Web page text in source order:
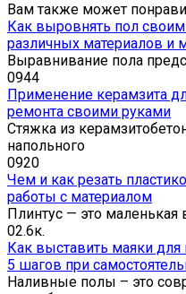
Вам также может
Как выровнять пол
различных материалов и
Выравнивание пола
0944
Применение керамзита
ремонта своими руками
Стяжка из
напольного
0920
Чем и как резать
работы с материалом
Плинтус — это маленькая
02.6к.
Как выставить маяки для
5 шагов при
Наливные полы – это